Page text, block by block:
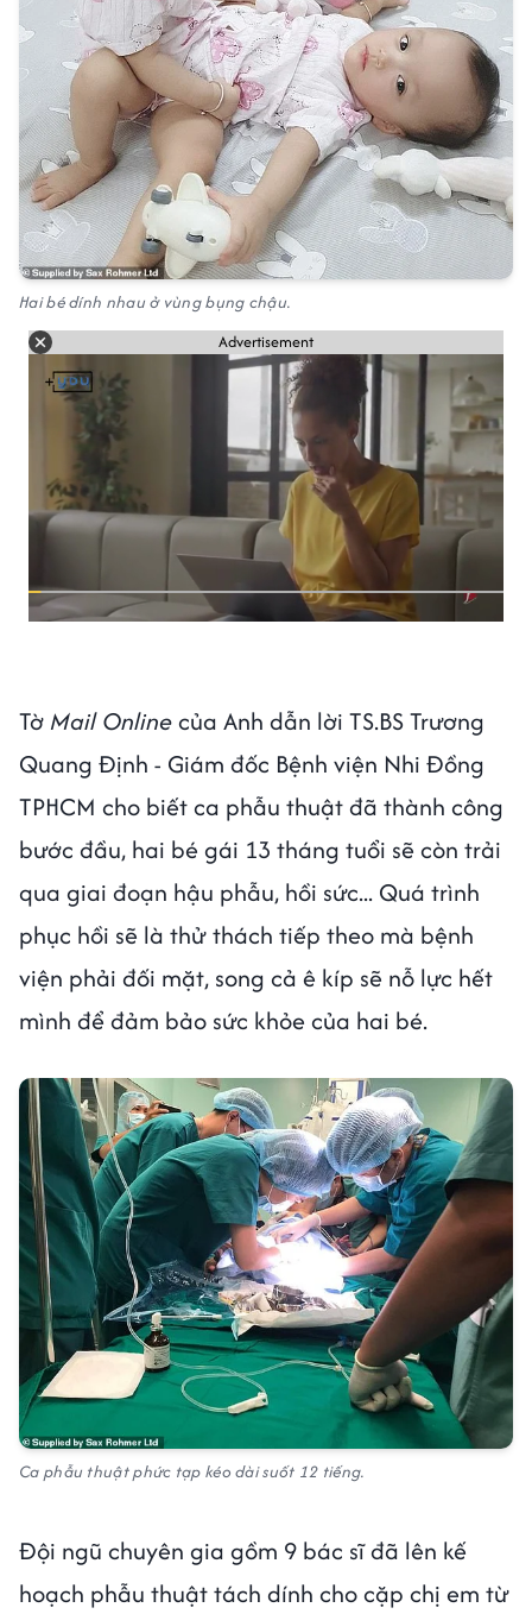
Hai bé dính nhau ở vùng bụng chậu.
Advertisement
Tờ Mail Onlinecủa Anh dẫn lời TS.BS Trương
Quang Định - Giám đốc Bệnh viện Nhi Đồng
TPHCM cho biết ca phẫu thuật đã thành công
bước đầu, hai bé gái 13 tháng tuổi sẽ còn trải
qua giai đoạn hậu phẫu, hồi sức... Quá trình
phục hồi sẽ là thử thách tiếp theo mà bệnh
viện phải đối mặt, song cả ê kíp sẽ nỗ lực hết
mình để đảm bảo sức khỏe của hai bé.
Ca phẫu thuật phức tạp kéo dài suốt 12 tiếng.
Đội ngũ chuyên gia gồm 9 bác sĩ đã lên kế
hoạch phẫu thuật tách dính cho cặp chị em từ